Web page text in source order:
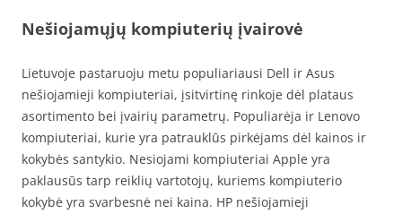
Nešiojamųjų kompiuterių įvairovė
Lietuvoje pastaruoju metu populiariausi Dell ir Asus
nešiojamieji kompiuteriai, įsitvirtinę rinkoje dėl plataus
asortimento bei įvairių parametrų. Populiarėja ir Lenovo
kompiuteriai, kurie yra patrauklūs pirkėjams dėl kainos ir
kokybės santykio. Nesiojami kompiuteriai Apple yra
paklausūs tarp reiklių vartotojų, kuriems kompiuterio
kokybė yra svarbesnė nei kaina. HP nešiojamieji